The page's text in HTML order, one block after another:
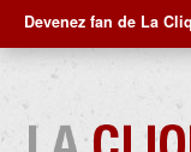
Devenez fan de La